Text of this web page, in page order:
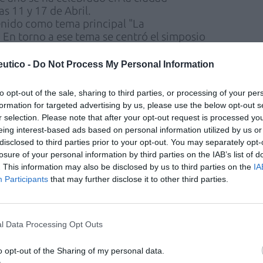
- Do Not Process My Personal Information
opt-out of the sale, sharing to third parties, or processing of your
for targeted advertising by us, please use the below opt-out
selection. Please note that after your opt-out request is processed
interest-based ads based on personal information utilized by us
to third parties prior to your opt-out. You may separately
of your personal information by third parties on the IAB’s list of
This information may also be disclosed by us to third parties on the
Participants that may further disclose it to other third parties.
Data Processing Opt Outs
opt-out of the Sharing of my personal data.
11 y 17 de Abril.
como tema principal "La
torno a ese tema se centró el simposio
durante los dos primeros días de este
de varios países europeos expusieron qué
la fármacovigilancia en la vida profesional
llevó a cabo en el congreso de Lisboa, los
los informes anuales de actividad de los
los miembros de la ejecutiva. En esos
hecho a lo largo del año y cómo ha afectado
algunos cambios al reglamento de la EPSA
todos los miembros de la ejecutiva
finales y de llevar a cabo las
general); se renuevan los
los encargados de trabajar con los
los diferentes proyectos; y finalmente, se
los encargados de hacer que todos los
reglamento.
del congreso son los talleres y